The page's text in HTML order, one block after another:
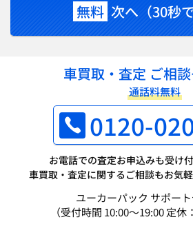
無料 次へ（30秒
車買取・査定 ご相
通話料無料
0120-
お電話での査定お申込みも受け付
車買取・査定に関するご相談もお気
ユーカーパック サポー
（受付時間 10:00～19:00 定休